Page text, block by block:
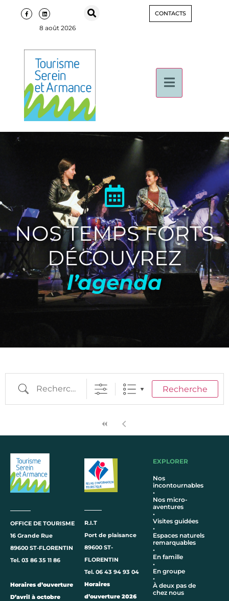
8 août 2026
CONTACTS
NOS TEMPS FORTS
DÉCOUVREZ
l’agenda
Recherche
OFFICE DE TOURISME
16 Grande Rue
89600 ST-FLORENTIN
Tel. 03 86 35 11 86
Horaires d’ouverture
D’avril à octobre
R.I.T
Port de plaisance
89600 ST-
FLORENTIN
Tel. 06 43 94 93 04
Horaires
d’ouverture 2026
EXPLORER
Nos
incontournables
•
Nos micro-
aventures
•
Visites guidées
•
Espaces naturels
remarquables
•
En famille
•
En groupe
•
À deux pas de
chez nous